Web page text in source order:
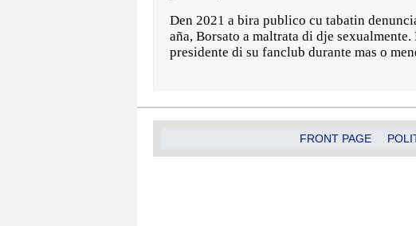
Den 2021 a bira publico cu tabatin
aña, Borsato a maltrata di dje
presidente di su fanclub durante mas o
FRONT PAGE